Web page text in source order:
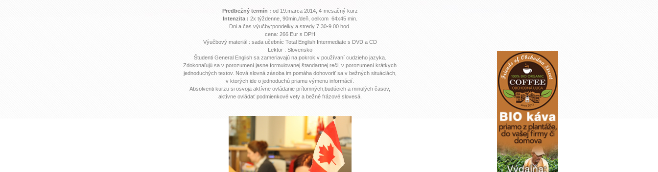
Predbežný termín : od 19.marca 2014, 4-mesačný kurz
Intenzita : 2x týždenne, 90min./deň, celkom 64x45 min.
Dni a čas výučby:pondelky a stredy 7.30-9.00 hod.
cena: 266 Eur s DPH
Výučbový materiál : sada učebníc Total English Intermediate s DVD a CD
Lektor : Slovensko
Študenti General English sa zameriavajú na pokrok v používaní cudzieho jazyka.
Zdokonaľujú sa v porozumení jasne formulovanej štandartnej reči, v porozumení krátkych
jednoduchých textov. Nová slovná zásoba im pomáha dohovoriť sa v bežných situáciách,
v ktorých ide o jednoduchú priamu výmenu informácií.
Absolventi kurzu si osvoja aktívne ovládanie prítomných,budúcich a minulých časov,
aktívne ovládať podmienkové vety a bežné frázové slovesá.